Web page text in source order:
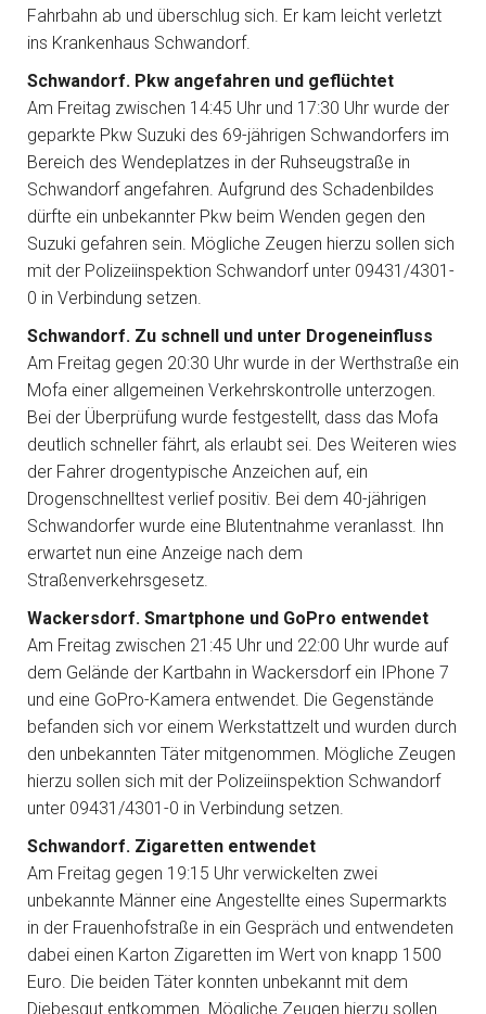
Fahrbahn ab und überschlug sich. Er kam leicht verletzt
ins Krankenhaus Schwandorf.
Schwandorf. Pkw angefahren und geflüchtet
Am Freitag zwischen 14:45 Uhr und 17:30 Uhr wurde der
geparkte Pkw Suzuki des 69-jährigen Schwandorfers im
Bereich des Wendeplatzes in der Ruhseugstraße in
Schwandorf angefahren. Aufgrund des Schadenbildes
dürfte ein unbekannter Pkw beim Wenden gegen den
Suzuki gefahren sein. Mögliche Zeugen hierzu sollen sich
mit der Polizeiinspektion Schwandorf unter 09431/4301-
0 in Verbindung setzen.
Schwandorf. Zu schnell und unter Drogeneinfluss
Am Freitag gegen 20:30 Uhr wurde in der Werthstraße ein
Mofa einer allgemeinen Verkehrskontrolle unterzogen.
Bei der Überprüfung wurde festgestellt, dass das Mofa
deutlich schneller fährt, als erlaubt sei. Des Weiteren wies
der Fahrer drogentypische Anzeichen auf, ein
Drogenschnelltest verlief positiv. Bei dem 40-jährigen
Schwandorfer wurde eine Blutentnahme veranlasst. Ihn
erwartet nun eine Anzeige nach dem
Straßenverkehrsgesetz.
Wackersdorf. Smartphone und GoPro entwendet
Am Freitag zwischen 21:45 Uhr und 22:00 Uhr wurde auf
dem Gelände der Kartbahn in Wackersdorf ein IPhone 7
und eine GoPro-Kamera entwendet. Die Gegenstände
befanden sich vor einem Werkstattzelt und wurden durch
den unbekannten Täter mitgenommen. Mögliche Zeugen
hierzu sollen sich mit der Polizeiinspektion Schwandorf
unter 09431/4301-0 in Verbindung setzen.
Schwandorf. Zigaretten entwendet
Am Freitag gegen 19:15 Uhr verwickelten zwei
unbekannte Männer eine Angestellte eines Supermarkts
in der Frauenhofstraße in ein Gespräch und entwendeten
dabei einen Karton Zigaretten im Wert von knapp 1500
Euro. Die beiden Täter konnten unbekannt mit dem
Diebesgut entkommen. Mögliche Zeugen hierzu sollen